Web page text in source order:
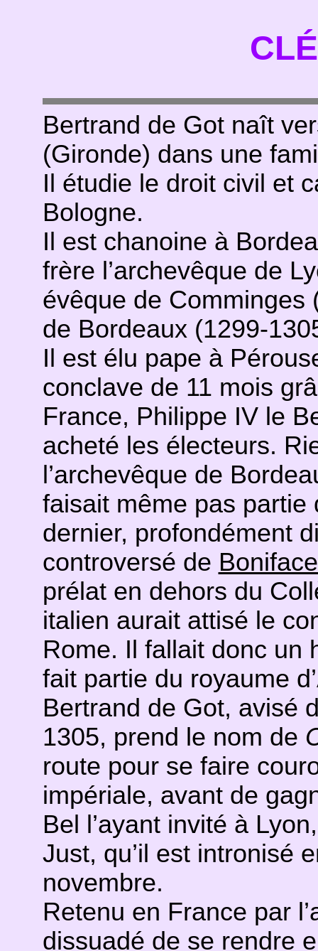
Bertrand de Got naît
(Gironde) dans une
Il étudie le droit civil et
Bologne.
Il est chanoine à
frère l’archevêque de
évêque de Comminges
de Bordeaux (1299-
Il est élu pape à
conclave de 11 mois
France, Philippe IV le
acheté les électeurs.
l’archevêque de
faisait même pas partie
dernier, profondément
controversé de
prélat en dehors du
italien aurait attisé le
Rome. Il fallait donc un
fait partie du royaume
Bertrand de Got, avisé
1305, prend le nom de
route pour se faire
impériale, avant de
Bel l’ayant invité à
Just, qu’il est intronisé
novembre.
Retenu en France par
dissuadé de se rendre